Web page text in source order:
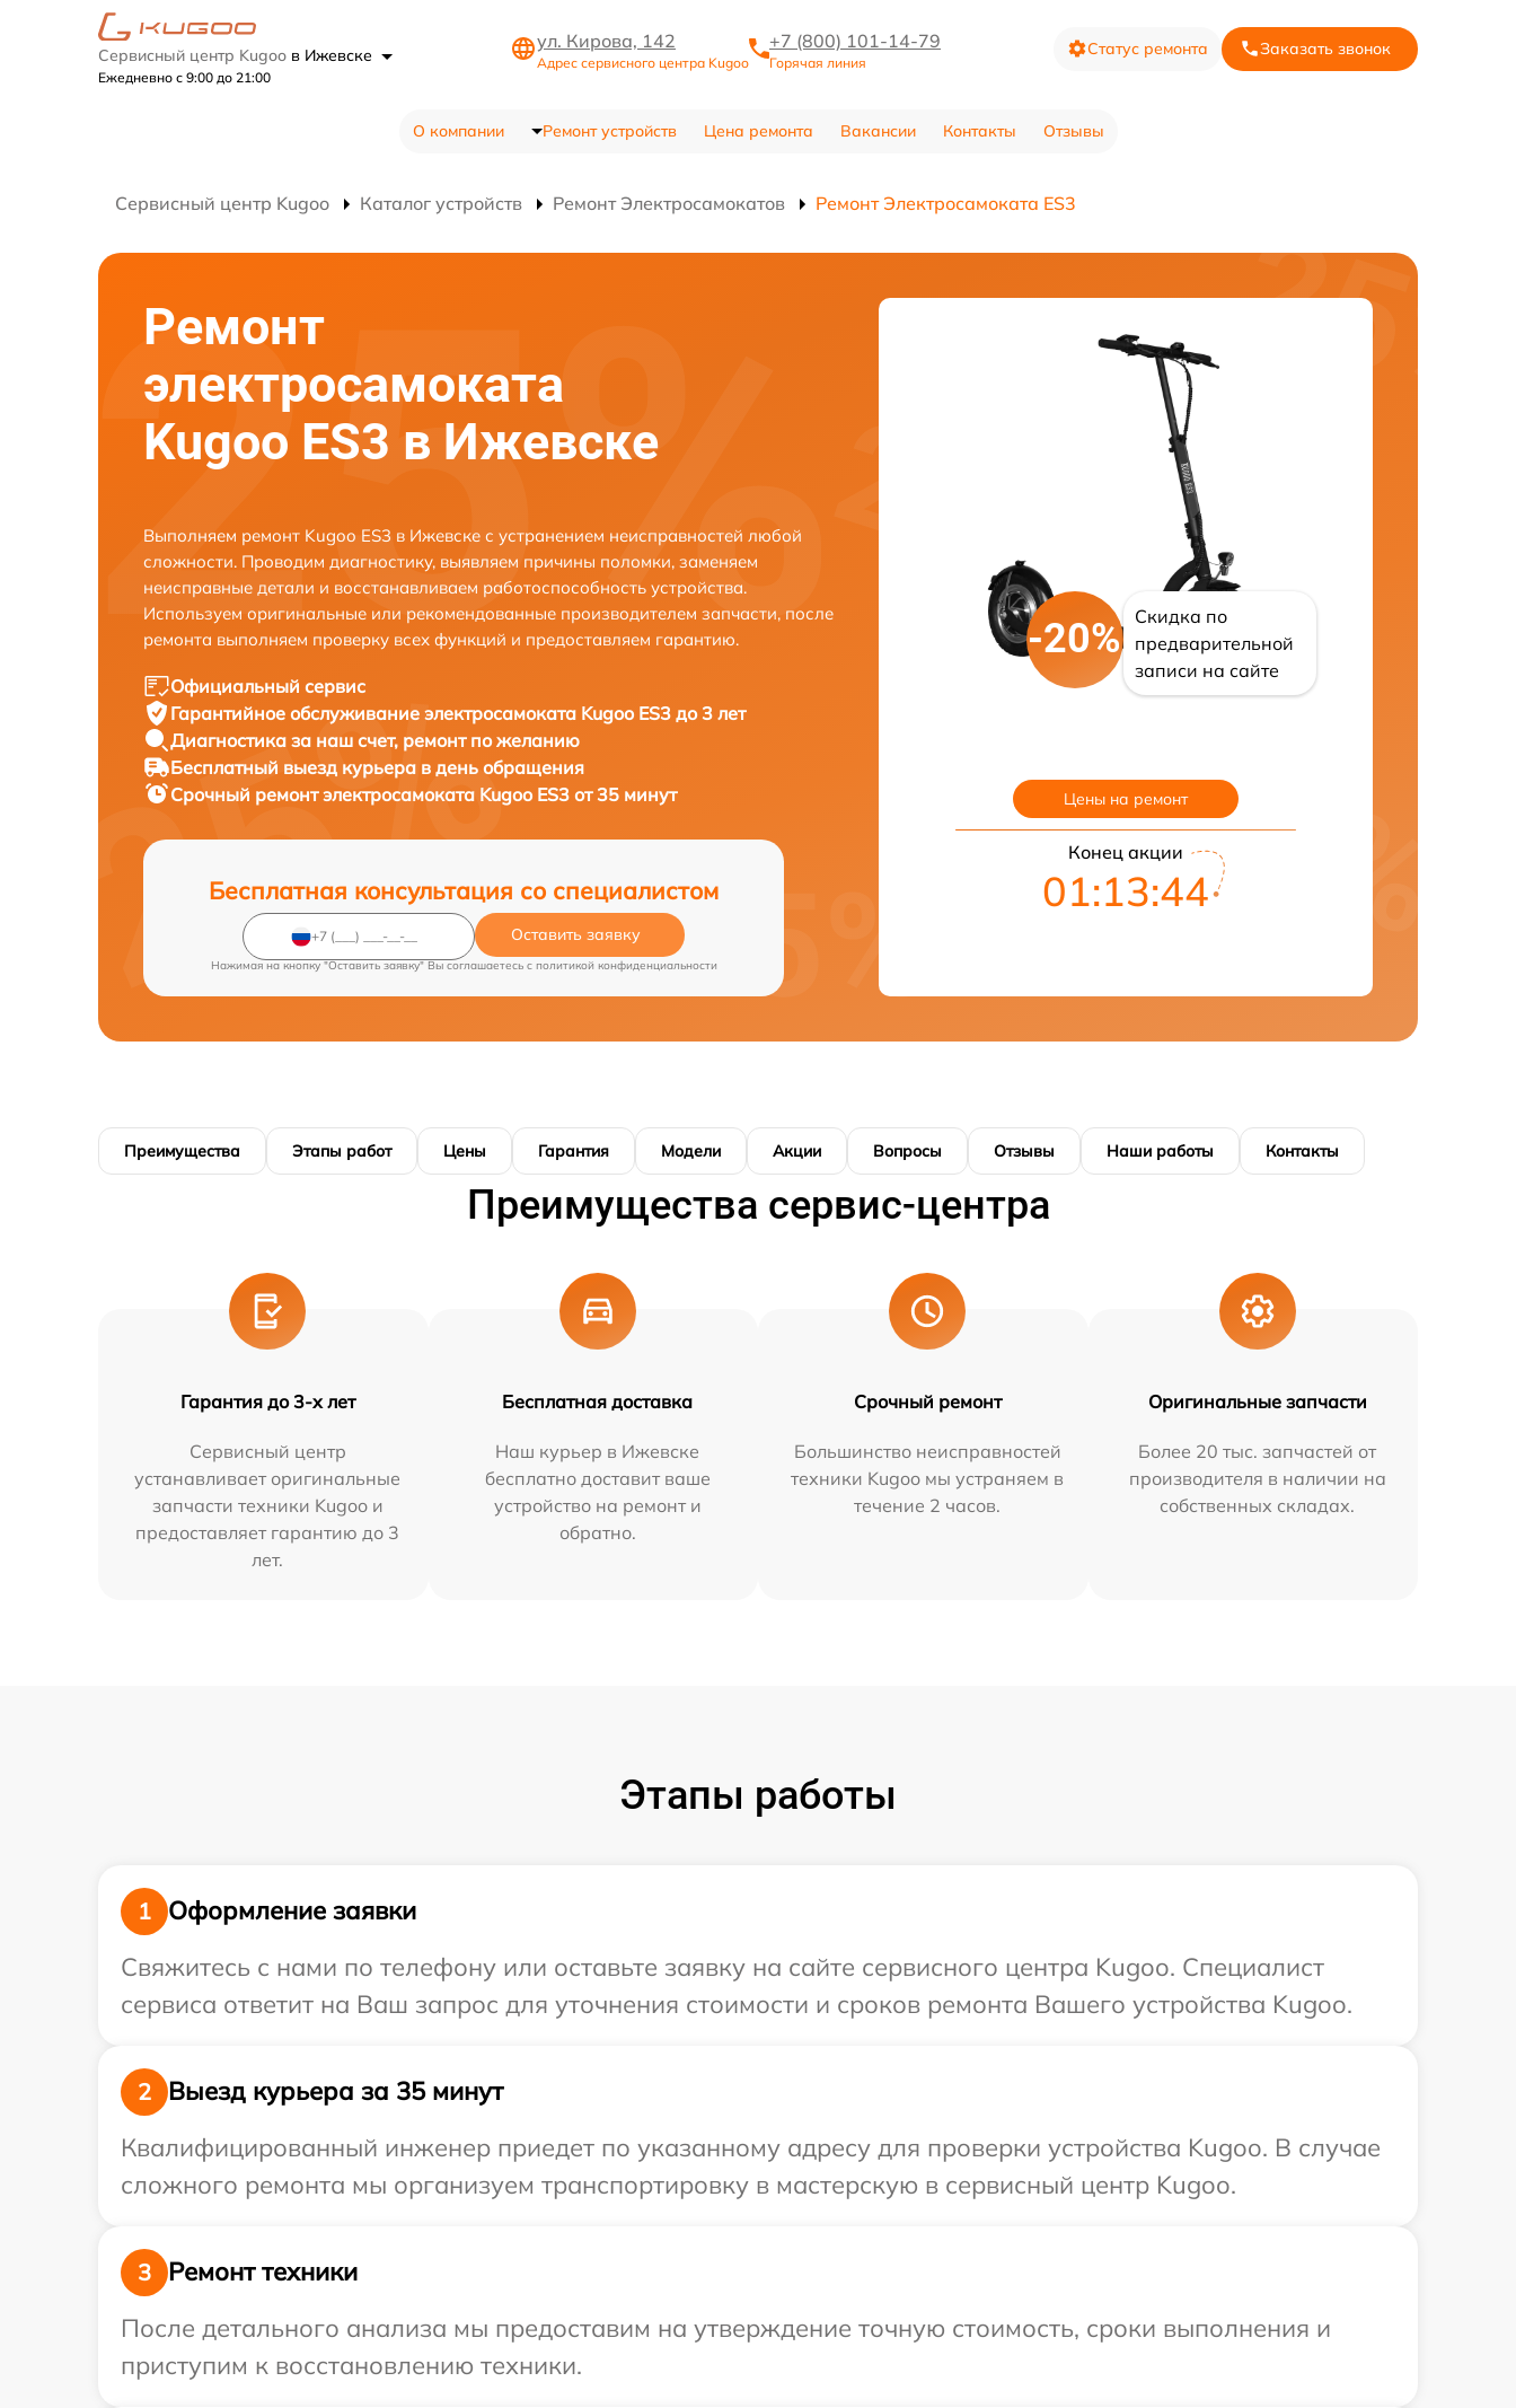
Сервисный центр Kugoo в Ижевске
Ежедневно с 9:00 до 21:00
ул. Кирова, 142
Адрес сервисного центра Kugoo
+7 (800) 101-14-79
Горячая линия
Статус ремонта Заказать звонок
О компании Ремонт устройств Цена ремонта Вакансии Контакты Отзывы
Сервисный центр Kugoo Каталог устройств Ремонт Электросамокатов Ремонт Электросамоката ES3
Ремонт
электросамоката
Kugoo ES3 в Ижевске
Выполняем ремонт Kugoo ES3 в Ижевске с устранением неисправностей любой
сложности. Проводим диагностику, выявляем причины поломки, заменяем
неисправные детали и восстанавливаем работоспособность устройства.
Используем оригинальные или рекомендованные производителем запчасти, после
ремонта выполняем проверку всех функций и предоставляем гарантию.
Официальный сервис
Гарантийное обслуживание электросамоката Kugoo ES3 до 3 лет
Диагностика за наш счет, ремонт по желанию
Бесплатный выезд курьера в день обращения
Срочный ремонтэлектросамоката Kugoo ES3 от 35 минут
Бесплатная консультация со специалистом
Оставить заявку
Нажимая на кнопку "Оставить заявку" Вы соглашаетесь c политикой конфиденциальности
-20%
Скидка по
предварительной
записи на сайте
Цены на ремонт
Конец акции
01:13:43
Преимущества Этапы работ Цены Гарантия Модели Акции Вопросы Отзывы Наши работы Контакты
Преимущества сервис-центра
Гарантия до 3-х лет
Сервисный центр
устанавливает оригинальные
запчасти техники Kugoo и
предоставляет гарантию до 3
лет.
Бесплатная доставка
Наш курьер в Ижевске
бесплатно доставит ваше
устройство на ремонт и
обратно.
Срочный ремонт
Большинство неисправностей
техники Kugoo мы устраняем в
течение 2 часов.
Оригинальные запчасти
Более 20 тыс. запчастей от
производителя в наличии на
собственных складах.
Этапы работы
1
Оформление заявки
Свяжитесь с нами по телефону или оставьте заявку на сайте сервисного центра Kugoo. Специалист
сервиса ответит на Ваш запрос для уточнения стоимости и сроков ремонта Вашего устройства Kugoo.
2
Выезд курьера за 35 минут
Квалифицированный инженер приедет по указанному адресу для проверки устройства Kugoo. В случае
сложного ремонта мы организуем транспортировку в мастерскую в сервисный центр Kugoo.
3
Ремонт техники
После детального анализа мы предоставим на утверждение точную стоимость, сроки выполнения и
приступим к восстановлению техники.